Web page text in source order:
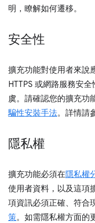
明，瞭解如何遷移。
安全性
擴充功能對使用者來說
HTTPS 或網路服務安
虞。請確認您的擴充功
騙性安裝手法。詳情請
隱私權
擴充功能必須在隱私權
使用者資料，以及這項
項資訊必須正確、符合
策。如需隱私權方面的